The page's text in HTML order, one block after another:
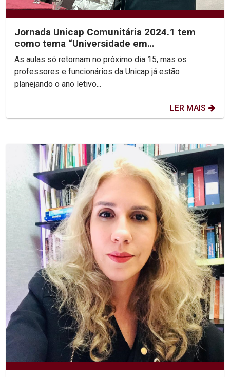
Jornada Unicap Comunitária 2024.1 tem
como tema “Universidade em
Transformação”
As aulas só retornam no próximo dia 15, mas os
professores e funcionários da Unicap já estão
planejando o ano letivo...
LER MAIS